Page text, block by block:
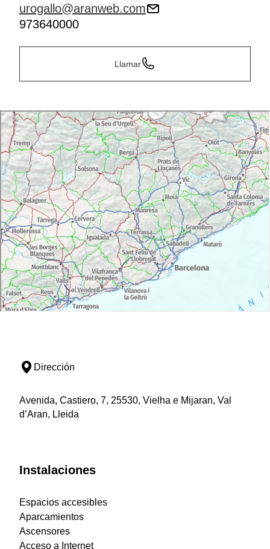
urogallo@aranweb.com
973640000
Llamar
Dirección
Avenida, Castiero, 7, 25530, Vielha e Mijaran, Val
d’Aran, Lleida
Instalaciones
Espacios accesibles
Aparcamientos
Ascensores
Acceso a Internet